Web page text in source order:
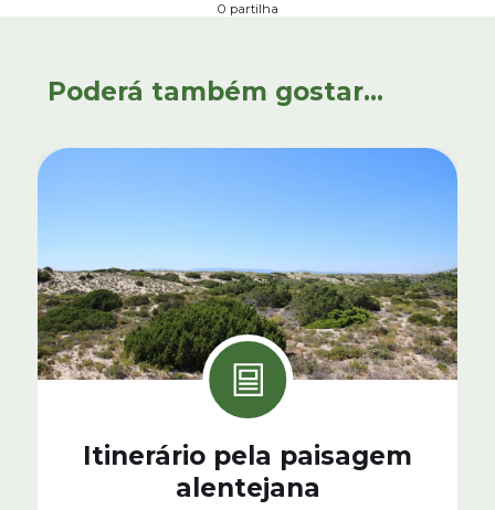
0 partilha
Poderá também gostar...
Itinerário pela paisagem
alentejana